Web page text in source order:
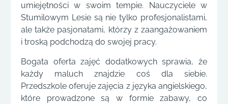
umiejętności w swoim tempie. Nauczyciele w
Stumilowym Lesie są nie tylko profesjonalistami,
ale także pasjonatami, którzy z zaangażowaniem
i troską podchodzą do swojej pracy.
Bogata oferta zajęć dodatkowych sprawia, że
każdy maluch znajdzie coś dla siebie.
Przedszkole oferuje zajęcia z języka angielskiego,
które prowadzone są w formie zabawy, co